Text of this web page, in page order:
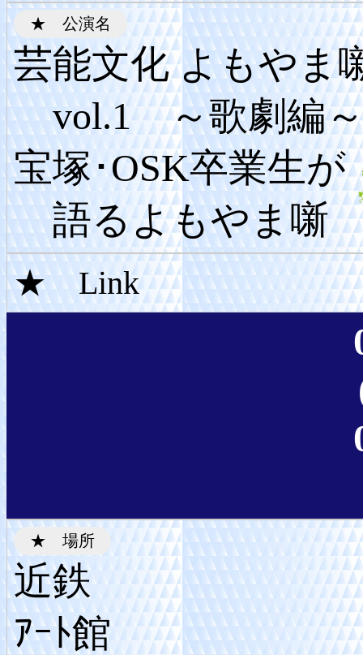
芸能文化 よもやま
vol.1 ～歌劇編
宝塚･OSK卒業生が
語るよもやま噺
近鉄
ｱｰﾄ館